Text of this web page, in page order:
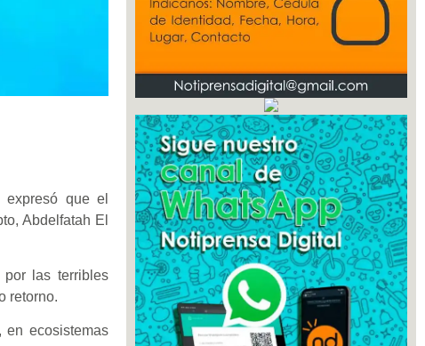
expresó que el
Abdelfatah El
las terribles
retorno.
ecosistemas